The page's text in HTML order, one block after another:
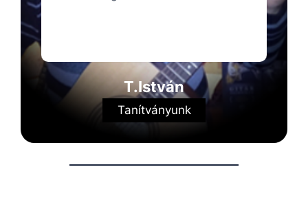
T.István
Tanítványunk